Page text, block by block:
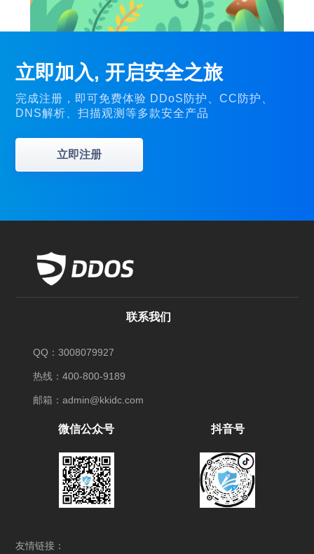
立即加入, 开启安全之旅
完成注册，即可免费体验 DDoS防护、CC防护、
DNS解析、扫描观测等多款安全产品
立即注册
联系我们
QQ：3008079927
热线：400-800-9189
邮箱：admin@kkidc.com
微信公众号 抖音号
友情链接：